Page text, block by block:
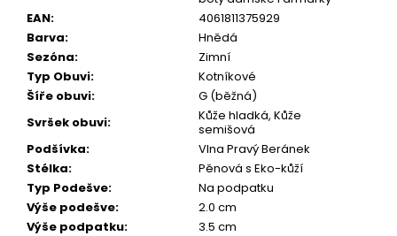
EAN:
4061811375929
Barva:
Hnědá
Sezóna:
Zimní
Typ Obuvi:
Kotníkové
Šíře obuvi:
G (běžná)
Svršek obuvi:
Kůže hladká, Kůže
semišová
Podšívka:
Vlna Pravý Beránek
Stélka:
Pěnová s Eko-kůží
Typ Podešve:
Na podpatku
Výše podešve:
2.0 cm
Výše podpatku:
3.5 cm